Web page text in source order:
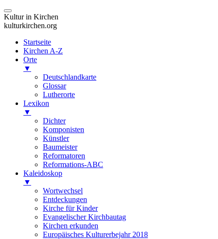
Kultur in Kirchen
kulturkirchen.org
Startseite
Kirchen A-Z
Orte
▼
Deutschlandkarte
Glossar
Lutherorte
Lexikon
▼
Dichter
Komponisten
Künstler
Baumeister
Reformatoren
Reformations-ABC
Kaleidoskop
▼
Wortwechsel
Entdeckungen
Kirche für Kinder
Evangelischer Kirchbautag
Kirchen erkunden
Europäisches Kulturerbejahr 2018